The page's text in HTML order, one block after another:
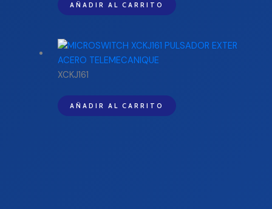
AÑADIR AL CARRITO
XCKJ161
AÑADIR AL CARRITO